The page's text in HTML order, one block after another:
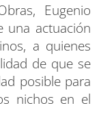
Eugenio
una actuación
a quienes
de que se
posible para
nichos en el